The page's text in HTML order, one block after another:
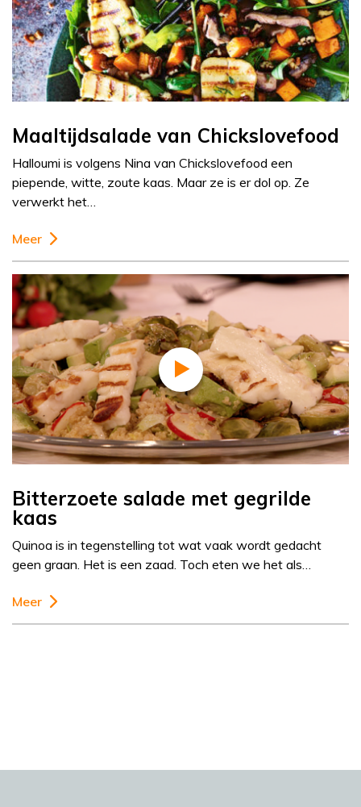
Maaltijdsalade van Chickslovefood
Halloumi is volgens Nina van Chickslovefood een
piepende, witte, zoute kaas. Maar ze is er dol op. Ze
verwerkt het…
Meer
Bitterzoete salade met gegrilde
kaas
Quinoa is in tegenstelling tot wat vaak wordt gedacht
geen graan. Het is een zaad. Toch eten we het als…
Meer